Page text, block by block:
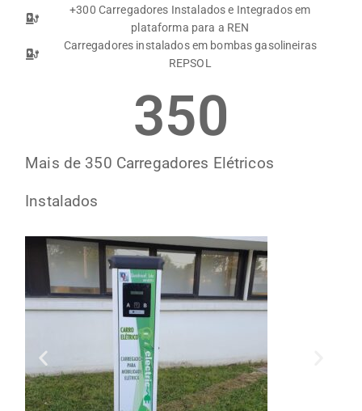
+300 Carregadores Instalados e Integrados em
plataforma para a REN
Carregadores instalados em bombas gasolineiras
REPSOL
Mais de 350 Carregadores Elétricos
Instalados
350